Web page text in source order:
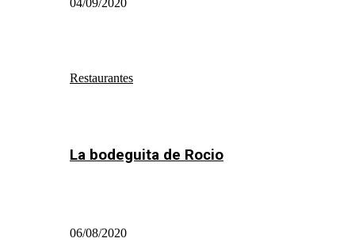
04/09/2020
Restaurantes
La bodeguita de Rocio
06/08/2020